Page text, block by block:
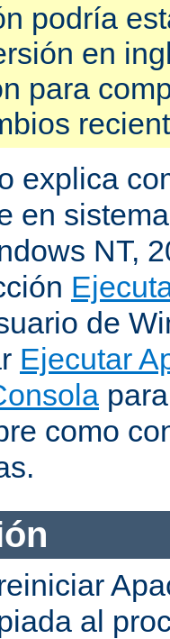
podría
en
para
explica
en
NT,
de
Ejecutar
como
al